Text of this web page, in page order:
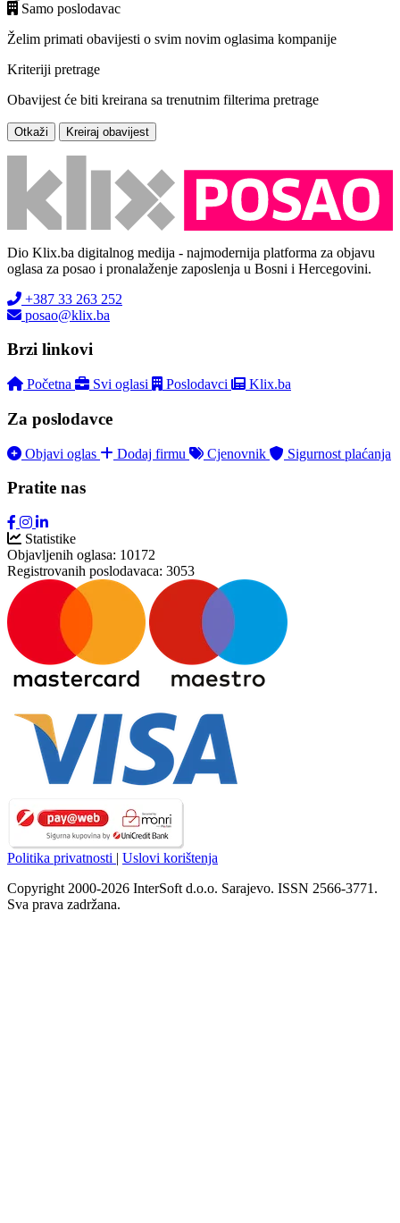
Samo poslodavac
Želim primati obavijesti o svim novim oglasima kompanije
Kriteriji pretrage
Obavijest će biti kreirana sa trenutnim filterima pretrage
Otkaži Kreiraj obavijest
Dio Klix.ba digitalnog medija - najmodernija platforma za objavu
oglasa za posao i pronalaženje zaposlenja u Bosni i Hercegovini.
+387 33 263 252
posao@klix.ba
Brzi linkovi
Početna Svi oglasi Poslodavci Klix.ba
Za poslodavce
Objavi oglas Dodaj firmu Cjenovnik Sigurnost plaćanja
Pratite nas
Statistike
Objavljenih oglasa: 10172
Registrovanih poslodavaca: 3053
Politika privatnosti | Uslovi korištenja
Copyright 2000-2026 InterSoft d.o.o. Sarajevo. ISSN 2566-3771.
Sva prava zadržana.